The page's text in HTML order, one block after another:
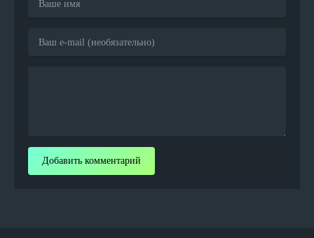
Добавить комментарий